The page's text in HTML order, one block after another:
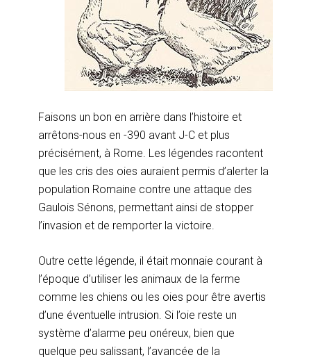
Faisons un bon en arrière dans l’histoire et
arrêtons-nous en -390 avant J-C et plus
précisément, à Rome. Les légendes racontent
que les cris des oies auraient permis d’alerter la
population Romaine contre une attaque des
Gaulois Sénons, permettant ainsi de stopper
l’invasion et de remporter la victoire.
Outre cette légende, il était monnaie courant à
l’époque d’utiliser les animaux de la ferme
comme les chiens ou les oies pour être avertis
d’une éventuelle intrusion. Si l’oie reste un
système d’alarme peu onéreux, bien que
quelque peu salissant, l’avancée de la